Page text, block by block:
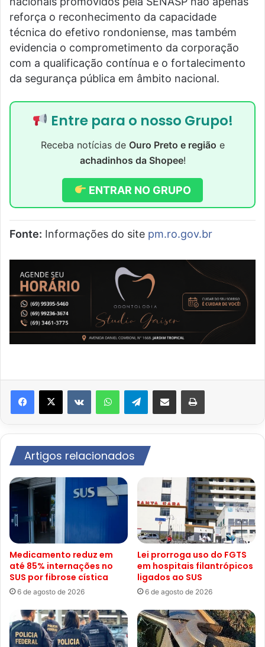
reforça o reconhecimento da capacidade
técnica do efetivo rondoniense, mas também
evidencia o comprometimento da corporação
com a qualificação contínua e o fortalecimento
da segurança pública em âmbito nacional.
Entre para o nosso Grupo!
Receba notícias de Ouro Preto e região e
achadinhos da Shopee!
ENTRAR NO GRUPO
Fonte: Informações do site pm.ro.gov.br
VK WhatsAppTelegramCompartilhar via e-mail Imprimir
Artigos relacionados
Medicamento reduz em
até 85% internações no
SUS por fibrose cística
6 de agosto de 2026
Lei prorroga uso do FGTS
em hospitais filantrópicos
ligados ao SUS
6 de agosto de 2026